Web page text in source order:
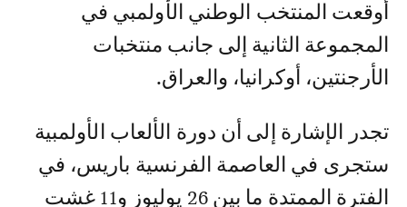
أوقعت المنتخب الوطني الأولمبي في
المجموعة الثانية إلى جانب منتخبات
الأرجنتين، أوكرانيا، والعراق.
تجدر الإشارة إلى أن دورة الألعاب الأولمبية
ستجرى في العاصمة الفرنسية باريس، في
الفترة الممتدة ما بين 26 يوليوز و11 غشت